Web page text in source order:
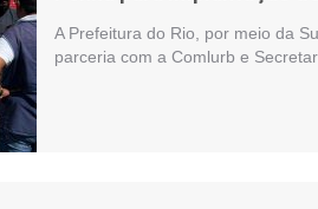
A Prefeitura do Rio, por meio da
parceria com a Comlurb e